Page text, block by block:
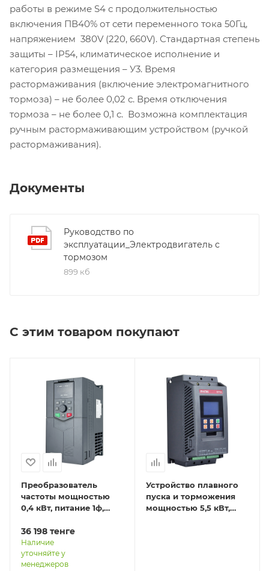
работы в режиме S4 с продолжительностью
включения ПВ40% от сети переменного тока 50Гц,
напряжением 380V (220, 660V). Стандартная степень
защиты – IP54, климатическое исполнение и
категория размещения – У3. Время
растормаживания (включение электромагнитного
тормоза) – не более 0,02 с. Время отключения
тормоза – не более 0,1 с. Возможна комплектация
ручным растормаживающим устройством (ручкой
растормаживания).
Документы
Руководство по
эксплуатации_Электродвигатель с
тормозом
899 кб
С этим товаром покупают
Преобразователь
частоты мощностью
0,4 кВт, питание 1ф,
EFIP-LA3-0R4G-2S
36 198 тенге
Наличие
уточняйте у
менеджеров
Устройство плавного
пуска и торможения
мощностью 5,5 кВт,